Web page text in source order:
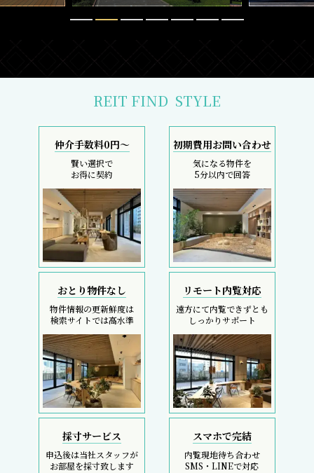
REIT FIND STYLE
仲介手数料0円～
賢い選択で
お得に契約
初期費用お問い合わせ
気になる物件を
5分以内で回答
おとり物件なし
物件情報の更新鮮度は
検索サイトでは高水準
リモート内覧対応
遠方にて内覧できずとも
しっかりサポート
採寸サービス
申込後は当社スタッフが
お部屋を採寸致します
スマホで完結
内覧現地待ち合わせ
SMS・LINEで対応